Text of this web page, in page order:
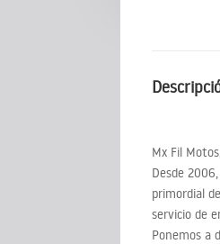
Mx Fil
Desde
primordial
servicio de
Ponemos a